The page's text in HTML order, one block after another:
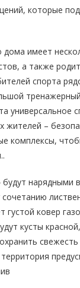
которые
дома имеет
а также
спорта
универсальное
жителей –
комплексы,
нарядными
густой ковер
кусты